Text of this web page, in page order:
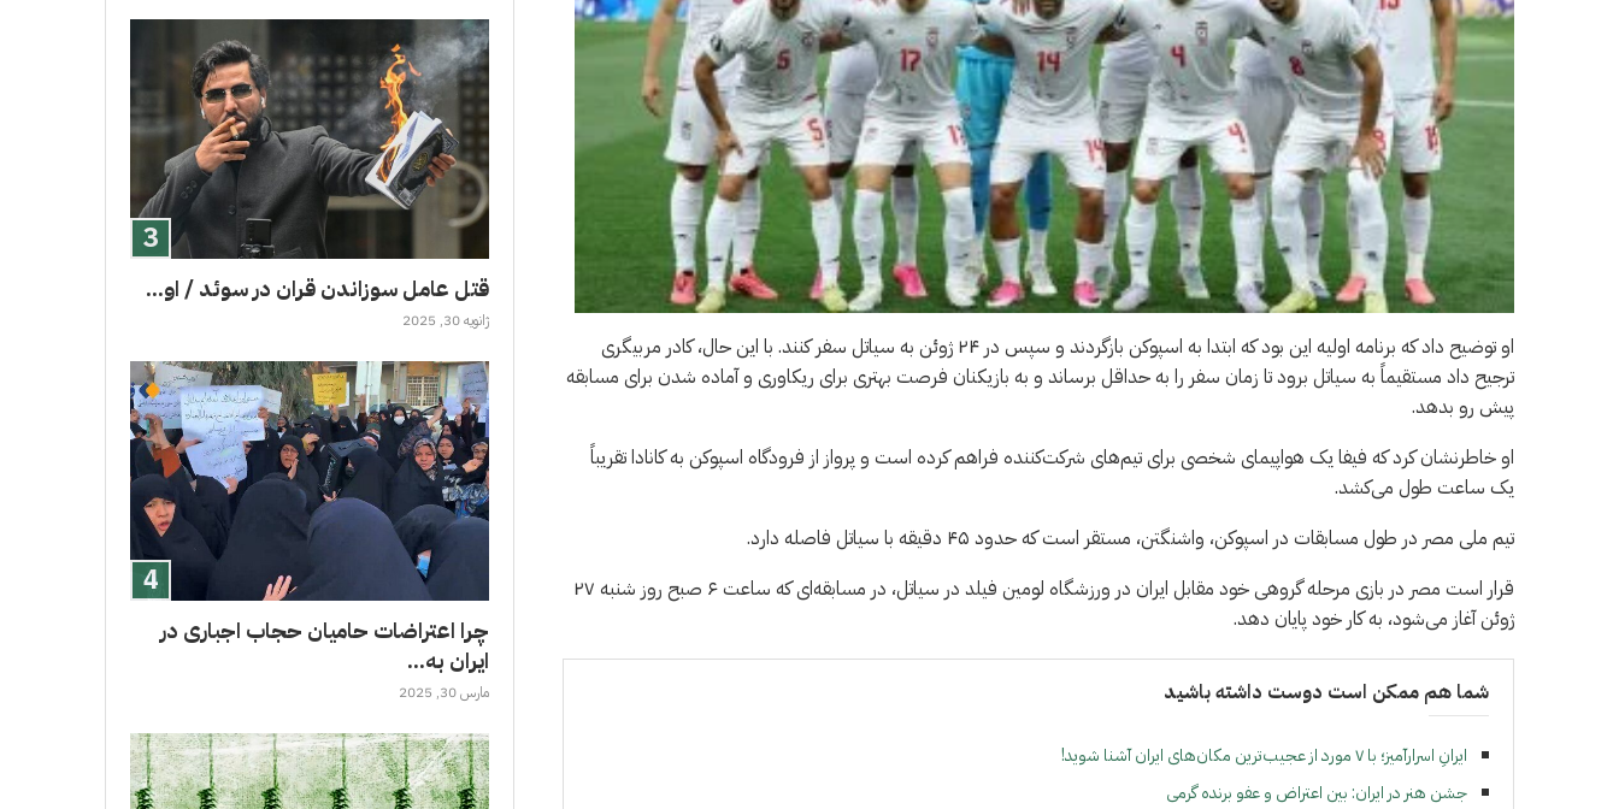
او توضیح داد که برنامه اولیه این بود که ابتدا به اسپوکن بازگردند و سپس در ۲۴ ژوئن به سیاتل سفر کنند. با این حال، کادر مربیگری
ترجیح داد مستقیماً به سیاتل برود تا زمان سفر را به حداقل برساند و به بازیکنان فرصت بهتری برای ریکاوری و آماده شدن برای مسابقه
پیش رو بدهد.
او خاطرنشان کرد که فیفا یک هواپیمای شخصی برای تیم‌های شرکت‌کننده فراهم کرده است و پرواز از فرودگاه اسپوکن به کانادا تقریباً
یک ساعت طول می‌کشد.
تیم ملی مصر در طول مسابقات در اسپوکن، واشنگتن، مستقر است که حدود ۴۵ دقیقه با سیاتل فاصله دارد.
قرار است مصر در بازی مرحله گروهی خود مقابل ایران در ورزشگاه لومین فیلد در سیاتل، در مسابقه‌ای که ساعت ۶ صبح روز شنبه ۲۷
ژوئن آغاز می‌شود، به کار خود پایان دهد.
شما هم ممکن است دوست داشته باشید
ایرانِ اسرارآمیز؛ با ۷ مورد از عجیب‌ترین مکان‌های ایران آشنا شوید!
جشن هنر در ایران: بین اعتراض و عفو برنده گرمی
قتل عامل سوزاندن قران در سوئد / او...
ژانویه 30, 2025
چرا اعتراضات حامیان حجاب اجباری در
ایران به...
مارس 30, 2025